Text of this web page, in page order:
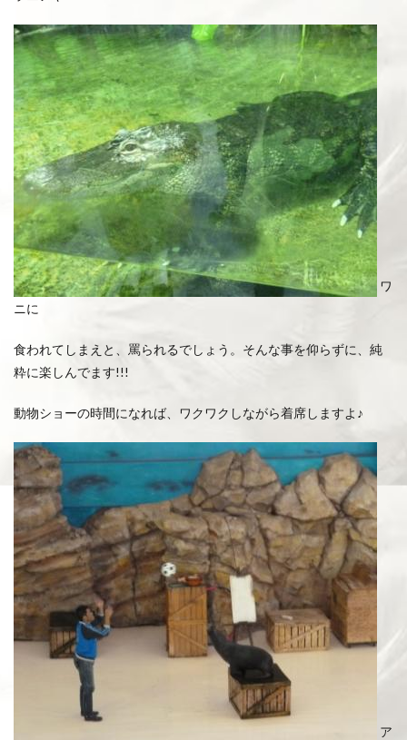
ワ
ニに
食われてしまえと、罵られるでしょう。そんな事を仰らずに、純
粋に楽しんでます!!!
動物ショーの時間になれば、ワクワクしながら着席しますよ♪
ア